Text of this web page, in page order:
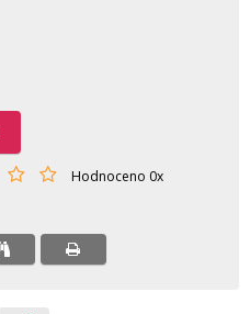
Hodnoceno 0x